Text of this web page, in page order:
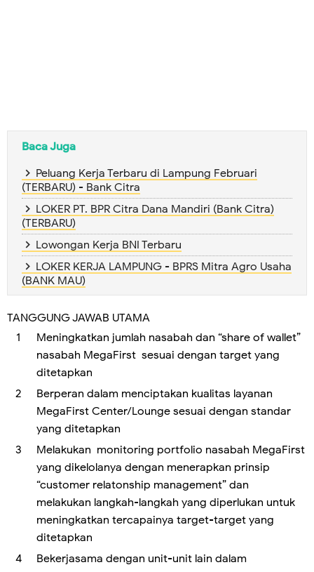
Baca Juga
Peluang Kerja Terbaru di Lampung Februari
(TERBARU) - Bank Citra
LOKER PT. BPR Citra Dana Mandiri (Bank Citra)
(TERBARU)
Lowongan Kerja BNI Terbaru
LOKER KERJA LAMPUNG - BPRS Mitra Agro Usaha
(BANK MAU)
TANGGUNG JAWAB UTAMA
Meningkatkan jumlah nasabah dan “share of wallet”
nasabah MegaFirst sesuai dengan target yang
ditetapkan
Berperan dalam menciptakan kualitas layanan
MegaFirst Center/Lounge sesuai dengan standar
yang ditetapkan
Melakukan monitoring portfolio nasabah MegaFirst
yang dikelolanya dengan menerapkan prinsip
“customer relatonship management” dan
melakukan langkah-langkah yang diperlukan untuk
meningkatkan tercapainya target-target yang
ditetapkan
Bekerjasama dengan unit-unit lain dalam